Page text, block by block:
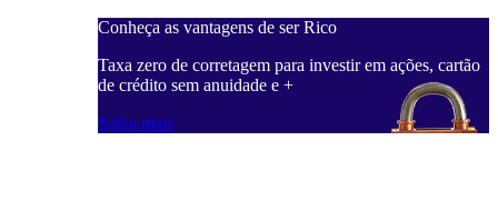
Conheça as vantagens de ser Rico
Taxa zero de corretagem para investir em ações, cartão
de crédito sem anuidade e +
Saiba mais